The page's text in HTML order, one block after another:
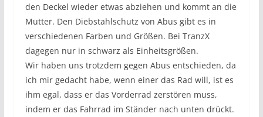
den Deckel wieder etwas abziehen und kommt an die
Mutter. Den Diebstahlschutz von Abus gibt es in
verschiedenen Farben und Größen. Bei TranzX
dagegen nur in schwarz als Einheitsgrößen.
Wir haben uns trotzdem gegen Abus entschieden, da
ich mir gedacht habe, wenn einer das Rad will, ist es
ihm egal, dass er das Vorderrad zerstören muss,
indem er das Fahrrad im Ständer nach unten drückt.